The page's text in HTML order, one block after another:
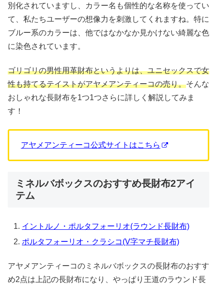
別化されていますし、カラー名も個性的な名称を使ってい
て、私たちユーザーの想像力を刺激してくれますね。特に
ブルー系のカラーは、他ではなかなか見かけない綺麗な色
に染色されています。
ゴリゴリの男性用革財布というよりは、ユニセックスで女
性も持てるテイストがアヤメアンティーコの売り。そんな
おしゃれな長財布を1つ1つさらに詳しく解説してみま
す！
アヤメアンティーコ公式サイトはこちら
ミネルバボックスのおすすめ長財布2アイ
テム
イントルノ・ポルタフォーリオ(ラウンド長財布)
ポルタフォーリオ・クラシコ(V字マチ長財布)
アヤメアンティーコのミネルバボックスの長財布のおすす
め2点は上記の長財布になり、やっぱり王道のラウンド長